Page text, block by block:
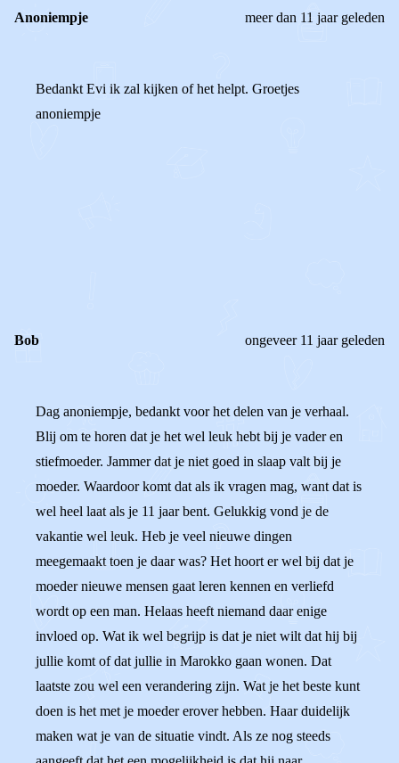
Anoniempje meer dan 11 jaar geleden
Bedankt Evi ik zal kijken of het helpt. Groetjes
anoniempje
Bob ongeveer 11 jaar geleden
Dag anoniempje, bedankt voor het delen van je verhaal.
Blij om te horen dat je het wel leuk hebt bij je vader en
stiefmoeder. Jammer dat je niet goed in slaap valt bij je
moeder. Waardoor komt dat als ik vragen mag, want dat is
wel heel laat als je 11 jaar bent. Gelukkig vond je de
vakantie wel leuk. Heb je veel nieuwe dingen
meegemaakt toen je daar was? Het hoort er wel bij dat je
moeder nieuwe mensen gaat leren kennen en verliefd
wordt op een man. Helaas heeft niemand daar enige
invloed op. Wat ik wel begrijp is dat je niet wilt dat hij bij
jullie komt of dat jullie in Marokko gaan wonen. Dat
laatste zou wel een verandering zijn. Wat je het beste kunt
doen is het met je moeder erover hebben. Haar duidelijk
maken wat je van de situatie vindt. Als ze nog steeds